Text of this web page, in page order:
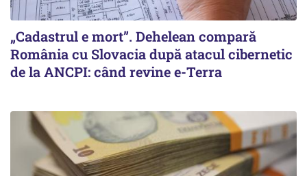
„Cadastrul e mort”. Dehelean compară
România cu Slovacia după atacul cibernetic
de la ANCPI: când revine e-Terra